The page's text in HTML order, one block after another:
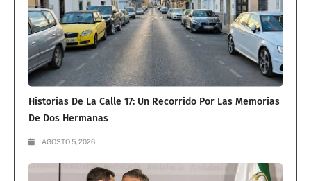
Historias De La Calle 17: Un Recorrido Por Las Memorias
De Dos Hermanas
AGOSTO 5, 2026